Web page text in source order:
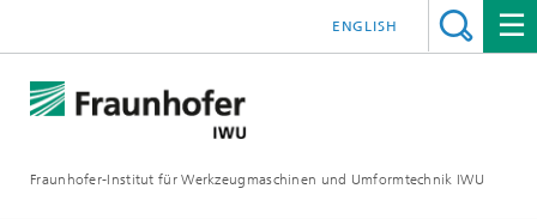
Fraunhofer-Institut für Werkzeugmaschinen und Umformtechnik IWU
ENGLISH